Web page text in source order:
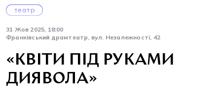
театр
31 Жов 2025, 18:00
Франківський драмтеатр, вул. Незалежності, 42
«КВІТИ ПІД РУКАМИ
ДИЯВОЛА»